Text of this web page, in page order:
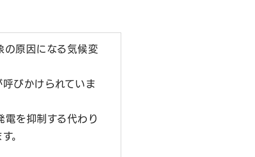
の原因になる気候変
びかけられていま
電を抑制する代わり
。